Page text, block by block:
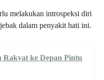
melakukan introspeksi diri
dalam penyakit hati ini.
Rakyat ke Depan Pintu